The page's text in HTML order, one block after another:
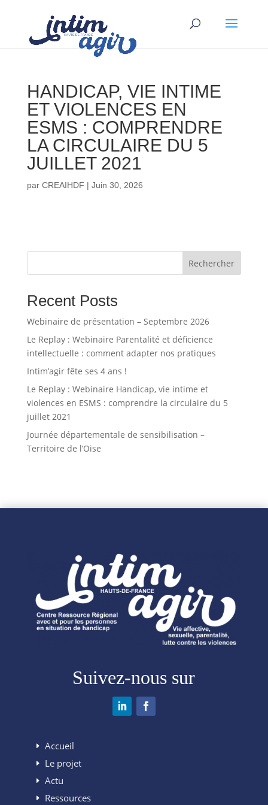
HANDICAP, VIE INTIME
ET VIOLENCES EN
ESMS : COMPRENDRE
LA CIRCULAIRE DU 5
JUILLET 2021
par CREAIHDF | Juin 30, 2026
Rechercher
Recent Posts
Webinaire de présentation – Septembre 2026
Le Replay : Webinaire Parentalité et déficience
intellectuelle : comment adapter nos pratiques
Intim’agir fête ses 4 ans !
Le Replay : Webinaire Handicap, vie intime et
violences en ESMS : comprendre la circulaire du 5
juillet 2021
Journée départementale de sensibilisation –
Territoire de l’Oise
Suivez-nous sur
Accueil
Le projet
Actu
Ressources